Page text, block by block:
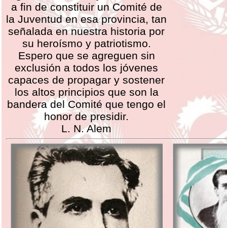
a fin de constituir un Comité de
la Juventud en esa provincia, tan
señalada en nuestra historia por
su heroísmo y patriotismo.
Espero que se agreguen sin
exclusión a todos los jóvenes
capaces de propagar y sostener
los altos principios que son la
bandera del Comité que tengo el
honor de presidir.
L. N. Alem